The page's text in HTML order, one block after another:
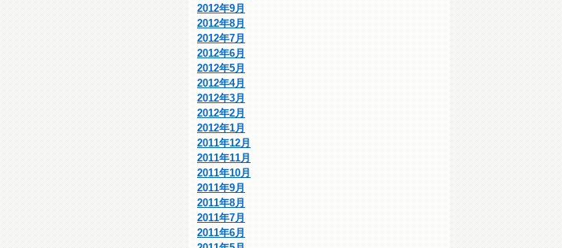
2012年9月
2012年8月
2012年7月
2012年6月
2012年5月
2012年4月
2012年3月
2012年2月
2012年1月
2011年12月
2011年11月
2011年10月
2011年9月
2011年8月
2011年7月
2011年6月